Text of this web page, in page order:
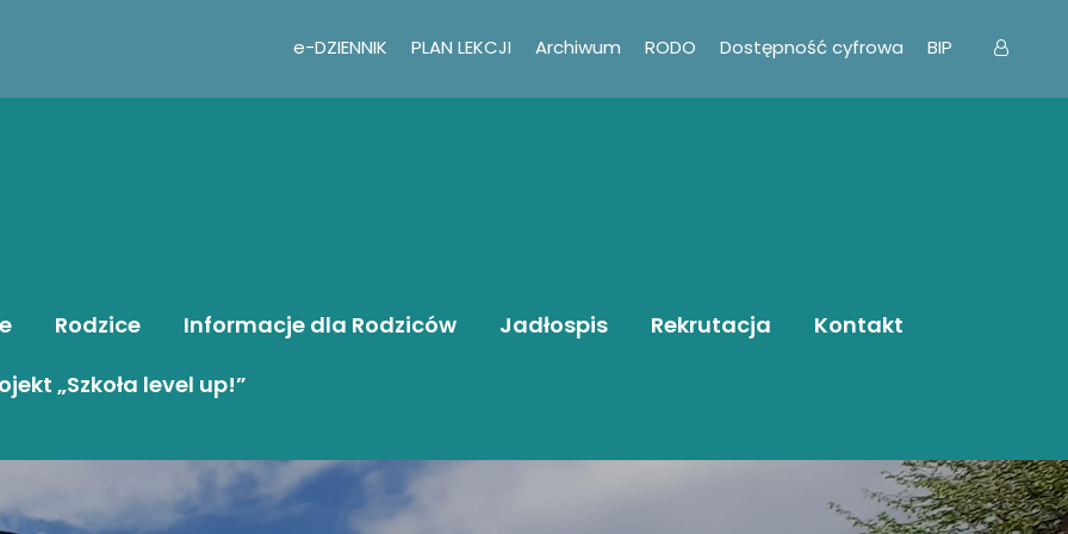
e-DZIENNIK PLAN LEKCJI Archiwum RODO Dostępność cyfrowa BIP
Rodzice Informacje dla Rodziców Jadłospis Rekrutacja
Kontakt
„Szkoła level up!”